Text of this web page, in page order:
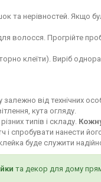
нерівностей. Якщо
волосся. Прогрійте
клеїти). Виріб
залежно від технічних
кута огляду.
типів і складу.
і спробувати нанести
буде служити
та декор для дому